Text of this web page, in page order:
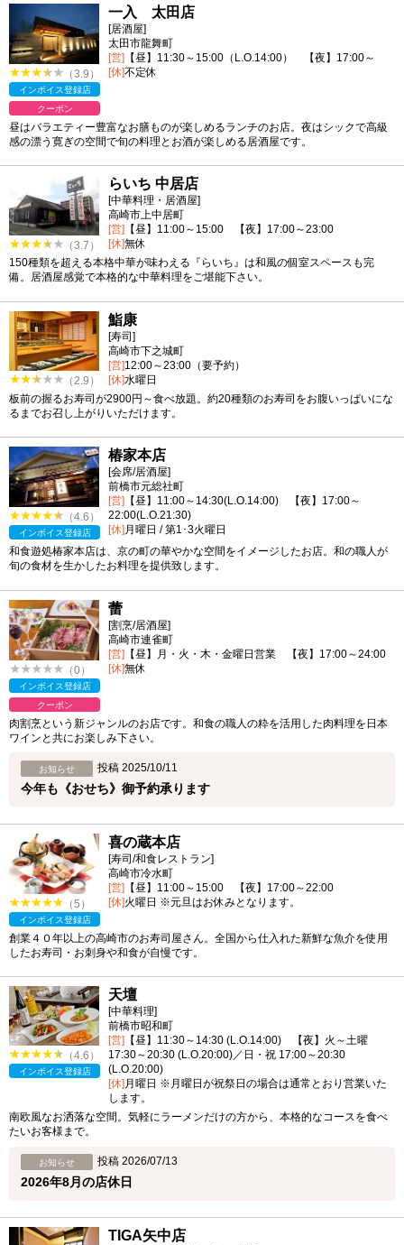
（3.9）
インボイス登録店
クーポン
一入 太田店
[居酒屋]
太田市龍舞町
[営] 【昼】11:30～15:00（L.O.14:00） 【夜】17:00～
[休]不定休
昼はバラエティー豊富なお膳ものが楽しめるランチのお店。夜はシックで高級
感の漂う寛ぎの空間で旬の料理とお酒が楽しめる居酒屋です。
（3.7）
らいち 中居店
[中華料理・居酒屋]
高崎市上中居町
[営] 【昼】11:00～15:00 【夜】17:00～23:00
[休]無休
150種類を超える本格中華が味わえる『らいち』は和風の個室スペースも完
備。居酒屋感覚で本格的な中華料理をご堪能下さい。
（2.9）
鮨康
[寿司]
高崎市下之城町
[営]12:00～23:00（要予約）
[休]水曜日
板前の握るお寿司が2900円～食べ放題。約20種類のお寿司をお腹いっぱいにな
るまでお召し上がりいただけます。
（4.6）
インボイス登録店
椿家本店
[会席/居酒屋]
前橋市元総社町
[営] 【昼】11:00～14:30(L.O.14:00) 【夜】17:00～
22:00(L.O.21:30)
[休] 月曜日 / 第1･3火曜日
和食遊処椿家本店は、京の町の華やかな空間をイメージしたお店。和の職人が
旬の食材を生かしたお料理を提供致します。
（0）
インボイス登録店
クーポン
蕾
[割烹/居酒屋]
高崎市連雀町
[営] 【昼】月・火・木・金曜日営業 【夜】17:00～24:00
[休]無休
肉割烹という新ジャンルのお店です。和食の職人の粋を活用した肉料理を日本
ワインと共にお楽しみ下さい。
お知らせ 投稿 2025/10/11
今年も《おせち》御予約承ります
（5）
インボイス登録店
喜の蔵本店
[寿司/和食レストラン]
高崎市冷水町
[営] 【昼】11:00～15:00 【夜】17:00～22:00
[休]火曜日 ※元旦はお休みとなります。
創業４０年以上の高崎市のお寿司屋さん。全国から仕入れた新鮮な魚介を使用
したお寿司・お刺身や和食が自慢です。
（4.6）
インボイス登録店
天壇
[中華料理]
前橋市昭和町
[営] 【昼】11:30～14:30 (L.O.14:00) 【夜】火～土曜
17:30～20:30 (L.O.20:00)／日・祝 17:00～20:30
(L.O.20:00)
[休] 月曜日 ※月曜日が祝祭日の場合は通常とおり営業いた
します。
南欧風なお洒落な空間。気軽にラーメンだけの方から、本格的なコースを食べ
たいお客様まで。
お知らせ 投稿 2026/07/13
2026年8月の店休日
TIGA矢中店